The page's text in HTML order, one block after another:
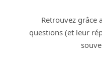
Retrouvez grâce
questions (et leur